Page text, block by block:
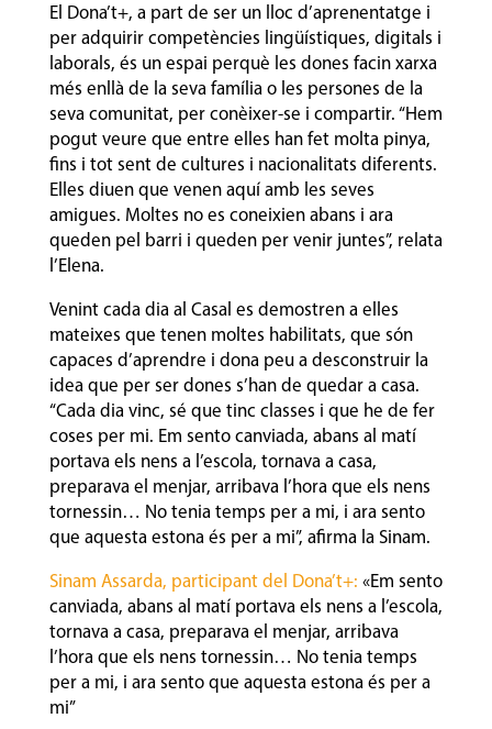
El Dona’t+, a part de ser un lloc d’aprenentatge i
per adquirir competències lingüístiques, digitals i
laborals, és un espai perquè les dones facin xarxa
més enllà de la seva família o les persones de la
seva comunitat, per conèixer-se i compartir. “Hem
pogut veure que entre elles han fet molta pinya,
fins i tot sent de cultures i nacionalitats diferents.
Elles diuen que venen aquí amb les seves
amigues. Moltes no es coneixien abans i ara
queden pel barri i queden per venir juntes”, relata
l’Elena.
Venint cada dia al Casal es demostren a elles
mateixes que tenen moltes habilitats, que són
capaces d’aprendre i dona peu a desconstruir la
idea que per ser dones s’han de quedar a casa.
“Cada dia vinc, sé que tinc classes i que he de fer
coses per mi. Em sento canviada, abans al matí
portava els nens a l’escola, tornava a casa,
preparava el menjar, arribava l’hora que els nens
tornessin… No tenia temps per a mi, i ara sento
que aquesta estona és per a mi”, afirma la Sinam.
Sinam Assarda, participant del Dona’t+: «Em sento
canviada, abans al matí portava els nens a l’escola,
tornava a casa, preparava el menjar, arribava
l’hora que els nens tornessin… No tenia temps
per a mi, i ara sento que aquesta estona és per a
mi”